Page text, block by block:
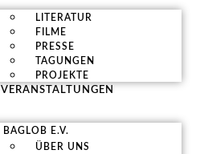
LITERATUR
FILME
PRESSE
TAGUNGEN
PROJEKTE
VERANSTALTUNGEN
BAGLOB E.V.
ÜBER UNS